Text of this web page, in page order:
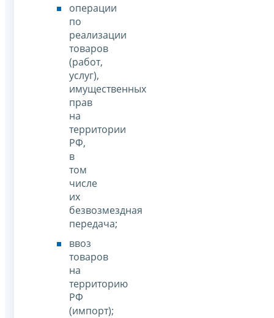
операции
по
реализации
товаров
(работ,
услуг),
имущественных
прав
на
территории
РФ,
в
том
числе
их
безвозмездная
передача;
ввоз
товаров
на
территорию
РФ
(импорт);